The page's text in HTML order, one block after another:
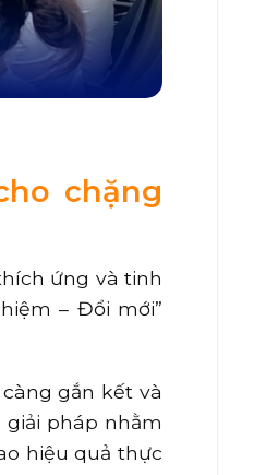
chặng
ứng và tinh
– Đổi mới”
gắn kết và
pháp nhằm
hiệu quả thực